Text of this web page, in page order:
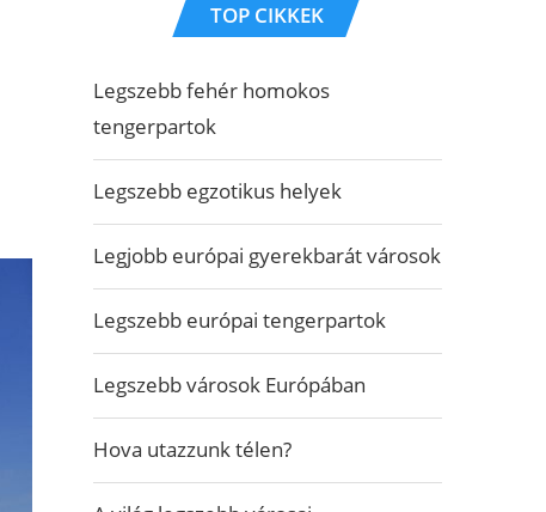
TOP CIKKEK
Legszebb fehér homokos
tengerpartok
Legszebb egzotikus helyek
Legjobb európai gyerekbarát városok
Legszebb európai tengerpartok
Legszebb városok Európában
Hova utazzunk télen?